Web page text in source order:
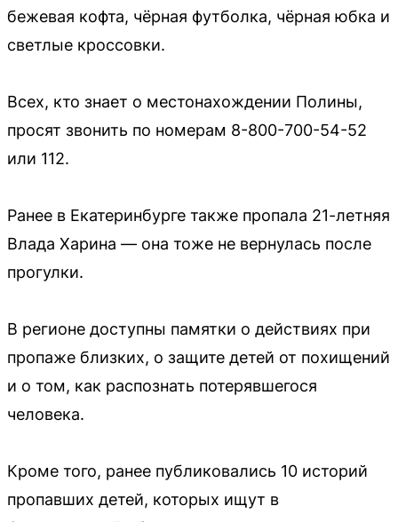
бежевая кофта, чёрная футболка, чёрная юбка и
светлые кроссовки.
Всех, кто знает о местонахождении Полины,
просят звонить по номерам 8-800-700-54-52
или 112.
Ранее в Екатеринбурге также пропала 21-летняя
Влада Харина — она тоже не вернулась после
прогулки.
В регионе доступны памятки о действиях при
пропаже близких, о защите детей от похищений
и о том, как распознать потерявшегося
человека.
Кроме того, ранее публиковались 10 историй
пропавших детей, которых ищут в